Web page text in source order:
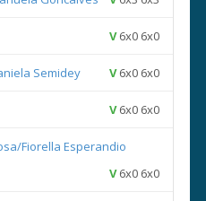
V6x0 6x0
Semidey V6x0 6x0
V6x0 6x0
Fiorella Esperandio
V6x0 6x0